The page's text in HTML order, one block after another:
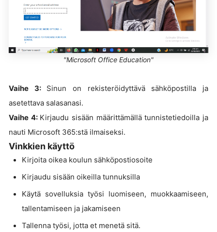
"Microsoft Office Education"
Vaihe 3: Sinun on rekisteröidyttävä sähköpostilla ja
asetettava salasanasi.
Vaihe 4: Kirjaudu sisään määrittämällä tunnistetiedoilla ja
nauti Microsoft 365:stä ilmaiseksi.
Vinkkien käyttö
Kirjoita oikea koulun sähköpostiosoite
Kirjaudu sisään oikeilla tunnuksilla
Käytä sovelluksia työsi luomiseen, muokkaamiseen,
tallentamiseen ja jakamiseen
Tallenna työsi, jotta et menetä sitä.